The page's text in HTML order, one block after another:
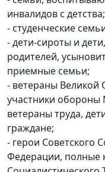
инвалидов с детства;
- студенческие
- дети-сироты и
родителей,
приемные семьи;
- ветераны Великой
участники обороны
ветераны труда,
граждане;
- герои Советского
Федерации, полные